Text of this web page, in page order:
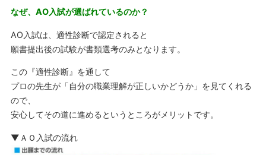
なぜ、AO入試が選ばれているのか？
AO入試は、適性診断で認定されると
願書提出後の試験が書類選考のみとなります。
この『適性診断』を通して
プロの先生が「自分の職業理解が正しいかどうか」を見てくれる
ので、
安心してその道に進めるというところがメリットです。
▼ＡＯ入試の流れ